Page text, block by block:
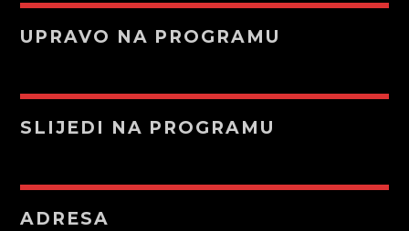
UPRAVO NA PROGRAMU
SLIJEDI NA PROGRAMU
ADRESA